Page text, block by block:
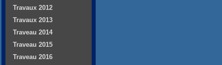
Travaux 2012
Travaux 2013
Traveau 2014
Traveau 2015
Traveau 2016